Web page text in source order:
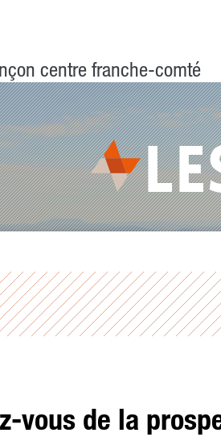
centre franche-comté
vous de la